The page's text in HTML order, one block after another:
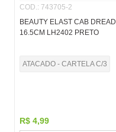
COD.: 743705-2
BEAUTY ELAST CAB DREAD
16.5CM LH2402 PRETO
ATACADO - CARTELA C/3
R$ 4,99